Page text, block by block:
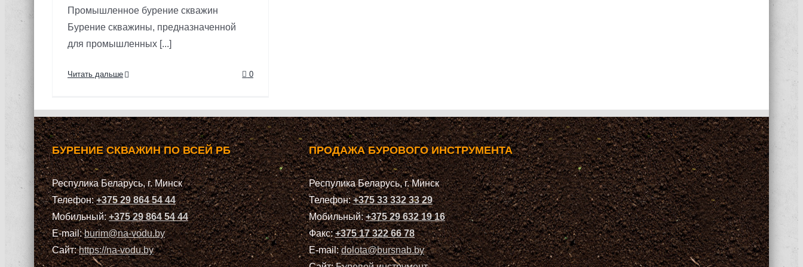
Промышленное бурение скважин
Бурение скважины, предназначенной
для промышленных [...]
Читать дальше 0
БУРЕНИЕ СКВАЖИН ПО ВСЕЙ РБ
Респулика Беларусь, г. Минск
Телефон:+375 29 864 54 44
Мобильный:+375 29 864 54 44
E-mail:burim@na-vodu.by
Сайт:https://na-vodu.by
ПРОДАЖА БУРОВОГО ИНСТРУМЕНТА
Респулика Беларусь, г. Минск
Телефон:+375 33 332 33 29
Мобильный:+375 29 632 19 16
Факс:+375 17 322 66 78
E-mail:dolota@bursnab.by